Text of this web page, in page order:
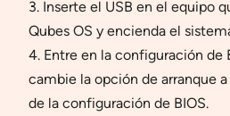
3. Inserte el USB en el equipo
Qubes OS y encienda el
4. Entre en la configuración de
cambie la opción de arranque a
de la configuración de BIOS.